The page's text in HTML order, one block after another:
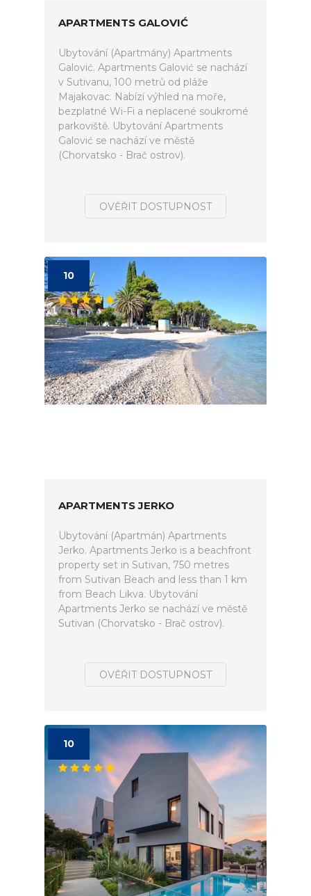
APARTMENTS GALOVIĆ
Ubytování (Apartmány) Apartments
Galović. Apartments Galović se nachází
v Sutivanu, 100 metrů od pláže
Majakovac. Nabízí výhled na moře,
bezplatné Wi-Fi a neplacené soukromé
parkoviště. Ubytování Apartments
Galović se nachází ve městě
(Chorvatsko - Brač ostrov).
OVĚŘIT DOSTUPNOST
10
APARTMENTS JERKO
Ubytování (Apartmán) Apartments
Jerko. Apartments Jerko is a beachfront
property set in Sutivan, 750 metres
from Sutivan Beach and less than 1 km
from Beach Likva. Ubytování
Apartments Jerko se nachází ve městě
Sutivan (Chorvatsko - Brač ostrov).
OVĚŘIT DOSTUPNOST
10